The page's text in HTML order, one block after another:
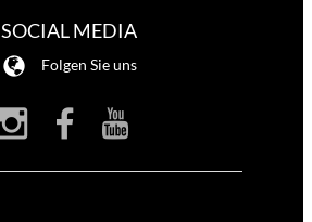
SOCIAL MEDIA
Folgen Sie uns